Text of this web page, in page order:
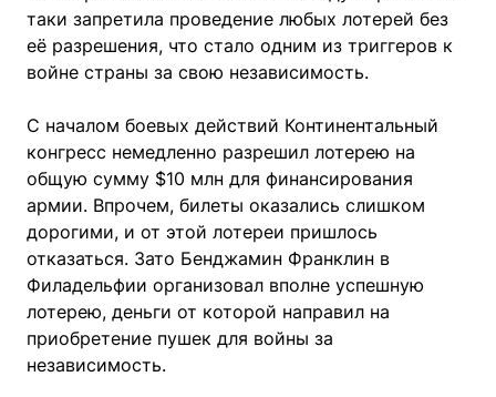
таки запретила проведение любых лотерей без
её разрешения, что стало одним из триггеров к
войне страны за свою независимость.
С началом боевых действий Континентальный
конгресс немедленно разрешил лотерею на
общую сумму $10 млн для финансирования
армии. Впрочем, билеты оказались слишком
дорогими, и от этой лотереи пришлось
отказаться. Зато Бенджамин Франклин в
Филадельфии организовал вполне успешную
лотерею, деньги от которой направил на
приобретение пушек для войны за
независимость.